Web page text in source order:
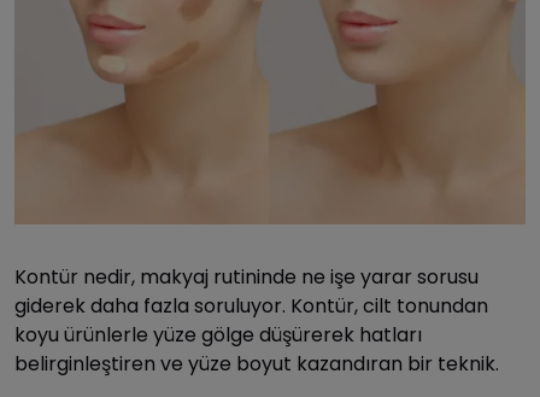
Kontür nedir, makyaj rutininde ne işe yarar sorusu
giderek daha fazla soruluyor. Kontür, cilt tonundan
koyu ürünlerle yüze gölge düşürerek hatları
belirginleştiren ve yüze boyut kazandıran bir teknik.